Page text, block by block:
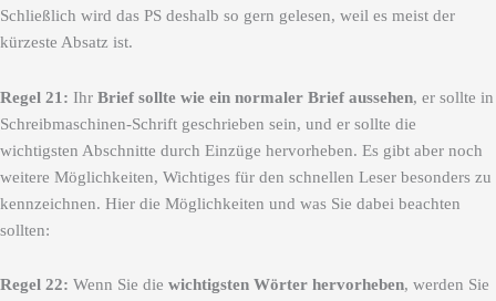
Schließlich wird das PS deshalb so gern gelesen, weil es meist der
kürzeste Absatz ist.
Regel 21: Ihr Brief sollte wie ein normaler Brief aussehen, er sollte in
Schreibmaschinen-Schrift geschrieben sein, und er sollte die
wichtigsten Abschnitte durch Einzüge hervorheben. Es gibt aber noch
weitere Möglichkeiten, Wichtiges für den schnellen Leser besonders zu
kennzeichnen. Hier die Möglichkeiten und was Sie dabei beachten
sollten:
Regel 22: Wenn Sie die wichtigsten Wörter hervorheben, werden Sie